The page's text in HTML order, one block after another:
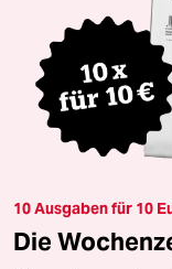
10 Ausgaben für 10
Die